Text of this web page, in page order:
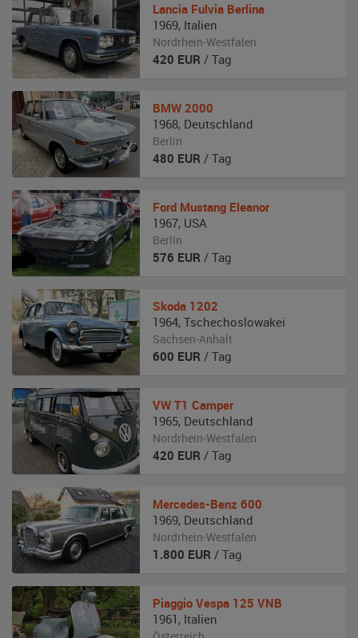
Lancia Fulvia Berlina
1969, Italien
Nordrhein-Westfalen
420 EUR / Tag
BMW 2000
1968, Deutschland
Berlin
480 EUR / Tag
Ford Mustang Eleanor
1967, USA
Berlin
576 EUR / Tag
Skoda 1202
1964, Tschechoslowakei
Sachsen-Anhalt
600 EUR / Tag
VW T1 Camper
1965, Deutschland
Nordrhein-Westfalen
420 EUR / Tag
Mercedes-Benz 600
1969, Deutschland
Nordrhein-Westfalen
1.800 EUR / Tag
Piaggio Vespa 125 VNB
1961 , Italien